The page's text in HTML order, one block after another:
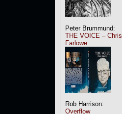
Peter Brummund:
THE VOICE – Chris
Farlowe
Rob Harrison:
Overflow